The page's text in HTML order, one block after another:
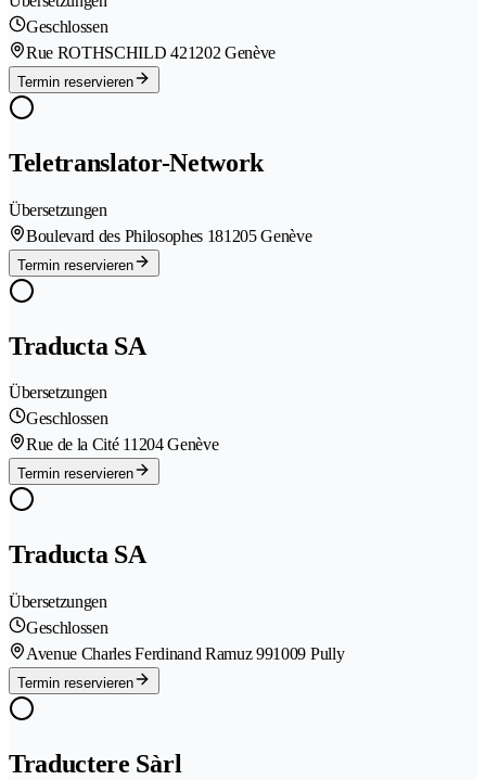
Geschlossen
Rue ROTHSCHILD 421202 Genève
Termin reservieren
Teletranslator-Network
Übersetzungen
Boulevard des Philosophes 181205 Genève
Termin reservieren
Traducta SA
Übersetzungen
Geschlossen
Rue de la Cité 11204 Genève
Termin reservieren
Traducta SA
Übersetzungen
Geschlossen
Avenue Charles Ferdinand Ramuz 991009 Pully
Termin reservieren
Traductere Sàrl